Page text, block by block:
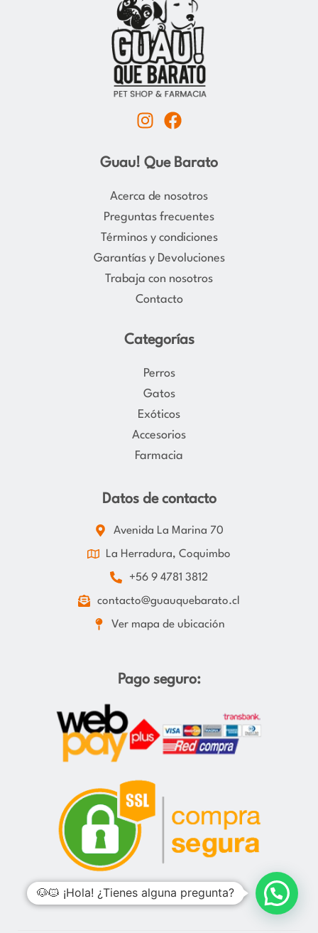
I
s
t
a
r
a
m
F
c
e
b
o
k
Guau! Que Barato
Acerca de nosotros
Preguntas frecuentes
Términos y condiciones
Garantías y Devoluciones
Trabaja con nosotros
Contacto
Categorías
Perros
Gatos
Exóticos
Accesorios
Farmacia
Datos de contacto
Avenida La Marina 70
La Herradura, Coquimbo
+56 9 4781 3812
contacto@guauquebarato.cl
Ver mapa de ubicación
Pago seguro:
🐶🐱 ¡Hola! ¿Tienes alguna pregunta?